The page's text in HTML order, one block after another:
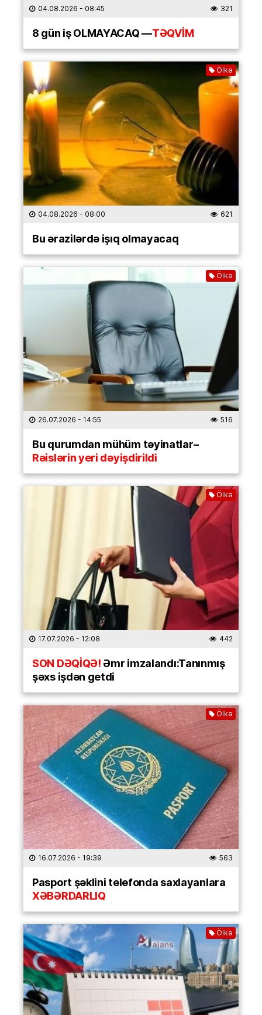
04.08.2026 - 08:45 321
8 gün iş OLMAYACAQ —TƏQVİM
Ölkə
04.08.2026 - 08:00 621
Bu ərazilərdə işıq olmayacaq
Ölkə
26.07.2026 - 14:55 516
Bu qurumdan mühüm təyinatlar–
Rəislərin yeri dəyişdirildi
Ölkə
17.07.2026 - 12:08 442
SON DƏQİQƏ!Əmr imzalandı:Tanınmış
şəxs işdən getdi
Ölkə
16.07.2026 - 19:39 563
Pasport şəklini telefonda saxlayanlara
XƏBƏRDARLIQ
Ölkə